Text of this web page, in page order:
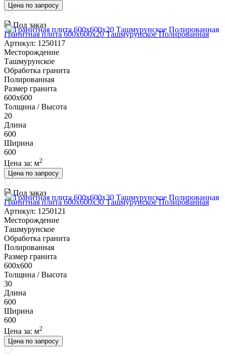
Цена по запросу
Под заказ
Гранитная плита 600х600x20 Ташмурунское Полированная
Артикул: 1250117
Месторождение
Ташмурунское
Обработка гранита
Полированная
Размер гранита
600х600
Толщина / Высота
20
Длина
600
Ширина
600
Цена за: м2
Цена по запросу
Под заказ
Гранитная плита 600х600x30 Ташмурунское Полированная
Артикул: 1250121
Месторождение
Ташмурунское
Обработка гранита
Полированная
Размер гранита
600х600
Толщина / Высота
30
Длина
600
Ширина
600
Цена за: м2
Цена по запросу